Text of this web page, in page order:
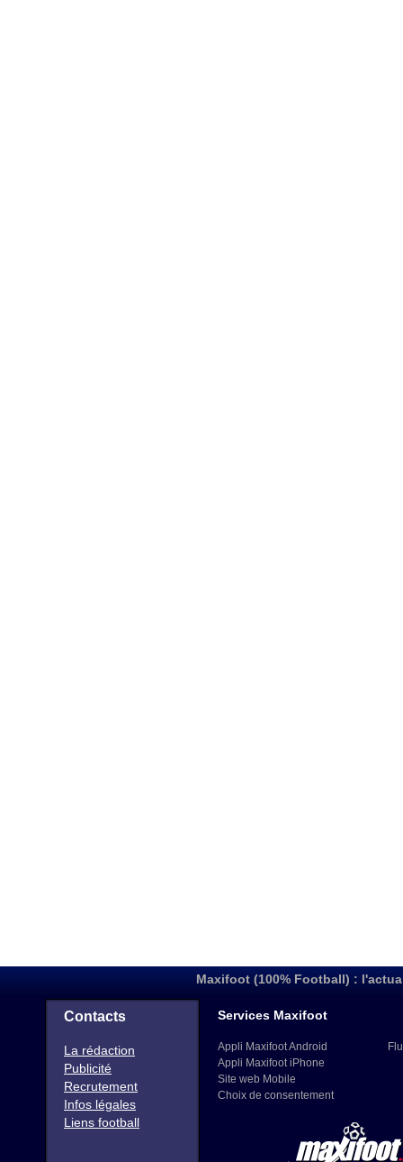
Maxifoot (100% Football) :
Contacts
La rédaction
Publicité
Recrutement
Infos légales
Liens football
Services Maxifoot
Appli Maxifoot Android
Appli Maxifoot iPhone
Site web Mobile
Choix de consentement